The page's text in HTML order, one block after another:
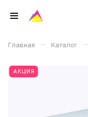
Главная – Каталог –
АКЦИЯ